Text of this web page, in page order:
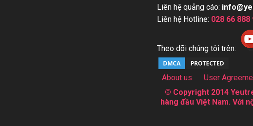
Liên hệ quảng cáo:
Liên hệ Hotline: 028 66 888
Theo dõi chúng tôi trên:
About us User
© Copyright 2014
hàng đầu Việt Nam. Với